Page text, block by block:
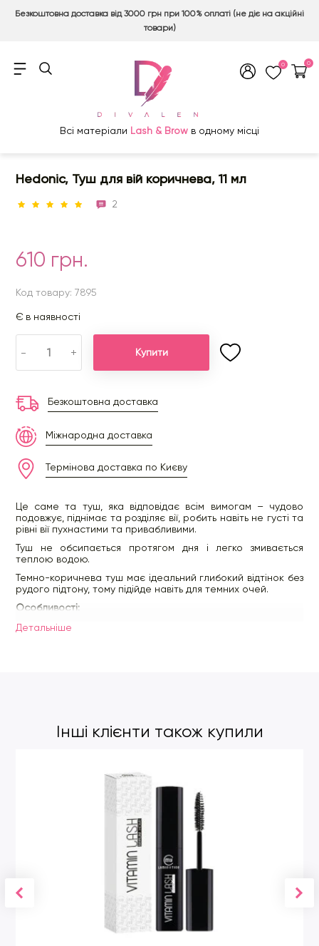
Безкоштовна доставка від 3000 грн при 100% оплаті (не діє на акційні
товари)
0 0
Всі матеріали Lash & Brow в одному місці
Hedonic, Туш для вій коричнева, 11 мл
2
610 грн.
Код товару: 7895
Є в наявності
- + Купити
Безкоштовна доставка
Міжнародна доставка
Термінова доставка по Києву
Це саме та туш, яка відповідає всім вимогам – чудово
подовжує, піднімає та розділяє вії, робить навіть не густі та
рівні вії пухнастими та привабливими.
Туш не обсипається протягом дня і легко змивається
теплою водою.
Темно-коричнева туш має ідеальний глибокий відтінок без
рудого підтону, тому підійде навіть для темних очей.
Особливості:
Веганська.
Детальнiше
Інші клієнти також купили